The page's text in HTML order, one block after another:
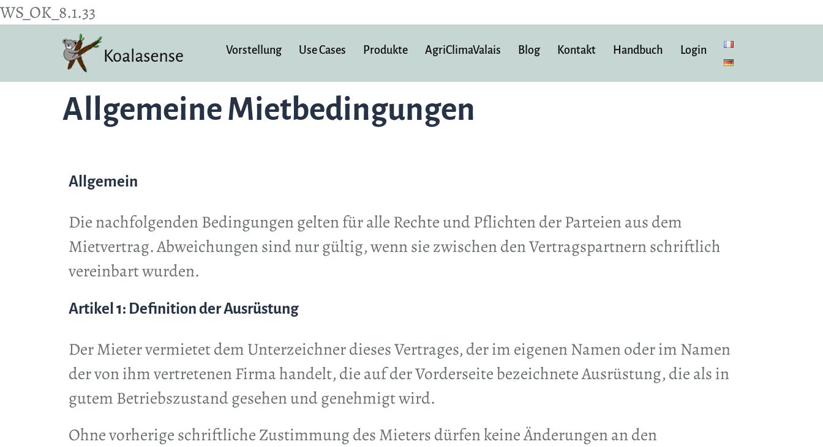
WS_OK_8.1.33
Vorstellung Use Cases Produkte AgriClimaValais Blog Kontakt Handbuch Login
Allgemeine Mietbedingungen
Allgemein
Die nachfolgenden Bedingungen gelten für alle Rechte und Pflichten der Parteien aus dem
Mietvertrag. Abweichungen sind nur gültig, wenn sie zwischen den Vertragspartnern schriftlich
vereinbart wurden.
Artikel 1: Definition der Ausrüstung
Der Mieter vermietet dem Unterzeichner dieses Vertrages, der im eigenen Namen oder im Namen
der von ihm vertretenen Firma handelt, die auf der Vorderseite bezeichnete Ausrüstung, die als in
gutem Betriebszustand gesehen und genehmigt wird.
Ohne vorherige schriftliche Zustimmung des Mieters dürfen keine Änderungen an den